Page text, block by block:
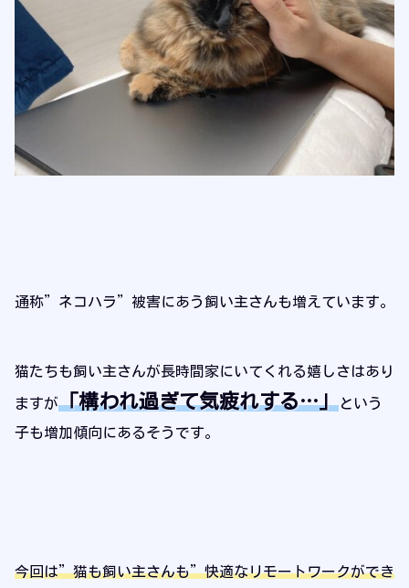
通称”ネコハラ”被害にあう飼い主さんも増えています。
猫たちも飼い主さんが長時間家にいてくれる嬉しさはあり
ますが「構われ過ぎて気疲れする…」という
子も増加傾向にあるそうです。
今回は”猫も飼い主さんも”快適なリモートワークができ